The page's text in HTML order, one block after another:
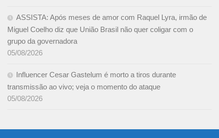
ASSISTA: Após meses de amor com Raquel Lyra, irmão de
Miguel Coelho diz que União Brasil não quer coligar com o
grupo da governadora
05/08/2026
Influencer Cesar Gastelum é morto a tiros durante
transmissão ao vivo; veja o momento do ataque
05/08/2026